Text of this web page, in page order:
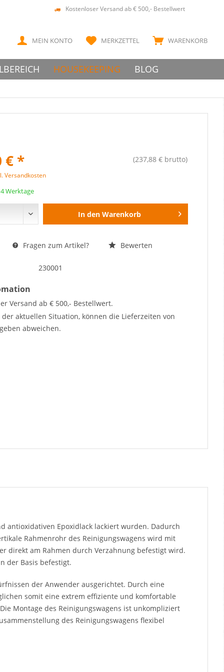
Kostenloser Versand ab € 500,- Bestellwert
WARENKORB
MERKZETTEL
MEIN KONTO
HOUSEKEEPING BLOG
€ * (237,88 € brutto)
Versandkosten
Werktage
In den Warenkorb
Fragen zum Artikel? Bewerten
230001
Versand ab € 500,- Bestellwert.
aktuellen Situation, können die Lieferzeiten von
abweichen.
antioxidativen Epoxidlack lackiert wurden. Dadurch
Rahmenrohr des Reinigungswagens wird mit
direkt am Rahmen durch Verzahnung befestigt wird.
der Basis befestigt.
der Anwender ausgerichtet. Durch eine
somit eine extrem effiziente und komfortable
Montage des Reinigungswagens ist unkompliziert
des Reinigungswagens flexibel